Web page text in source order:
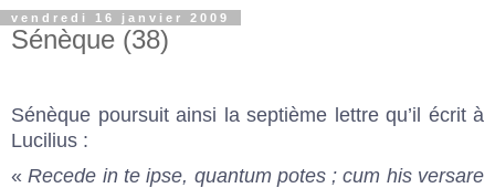
vendredi 16 janvier 2009
Sénèque (38)
Sénèque poursuit ainsi la septième lettre qu’il écrit à
Lucilius :
«Recede in te ipse, quantum potes ; cum his versare